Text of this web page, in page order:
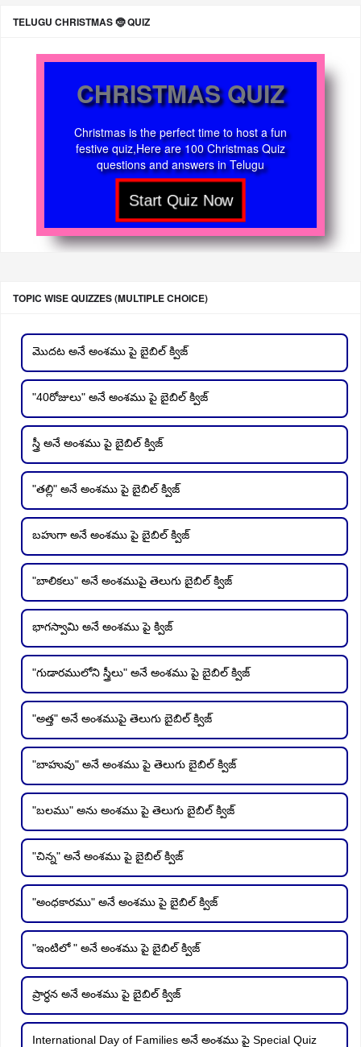
TELUGU CHRISTMAS 🤶 QUIZ
CHRISTMAS QUIZ
Christmas is the perfect time to host a fun
festive quiz,Here are 100 Christmas Quiz
questions and answers in Telugu
TOPIC WISE QUIZZES (MULTIPLE CHOICE)
మొదట అనే అంశము పై బైబిల్ క్విజ్
"40రోజులు" అనే అంశము పై బైబిల్ క్విజ్
స్త్రీ అనే అంశము పై బైబిల్ క్విజ్
"తల్లి" అనే అంశము పై బైబిల్ క్విజ్
బహుగా అనే అంశము పై బైబిల్ క్విజ్
"బాలికలు" అనే అంశముపై తెలుగు బైబిల్ క్విజ్
భాగస్వామి అనే అంశము పై క్విజ్
"గుడారములోని స్త్రీలు" అనే అంశము పై బైబిల్ క్విజ్
"అత్త" అనే అంశముపై తెలుగు బైబిల్ క్విజ్
"బాహువు" అనే అంశము పై తెలుగు బైబిల్ క్విజ్
"బలము" అను అంశము పై తెలుగు బైబిల్ క్విజ్
"చిన్న" అనే అంశము పై బైబిల్ క్విజ్
"అంధకారము" అనే అంశము పై బైబిల్ క్విజ్
"ఇంటిలో " అనే అంశము పై బైబిల్ క్విజ్
ప్రార్ధన అనే అంశము పై బైబిల్ క్విజ్
International Day of Families అనే అంశము పై Special Quiz